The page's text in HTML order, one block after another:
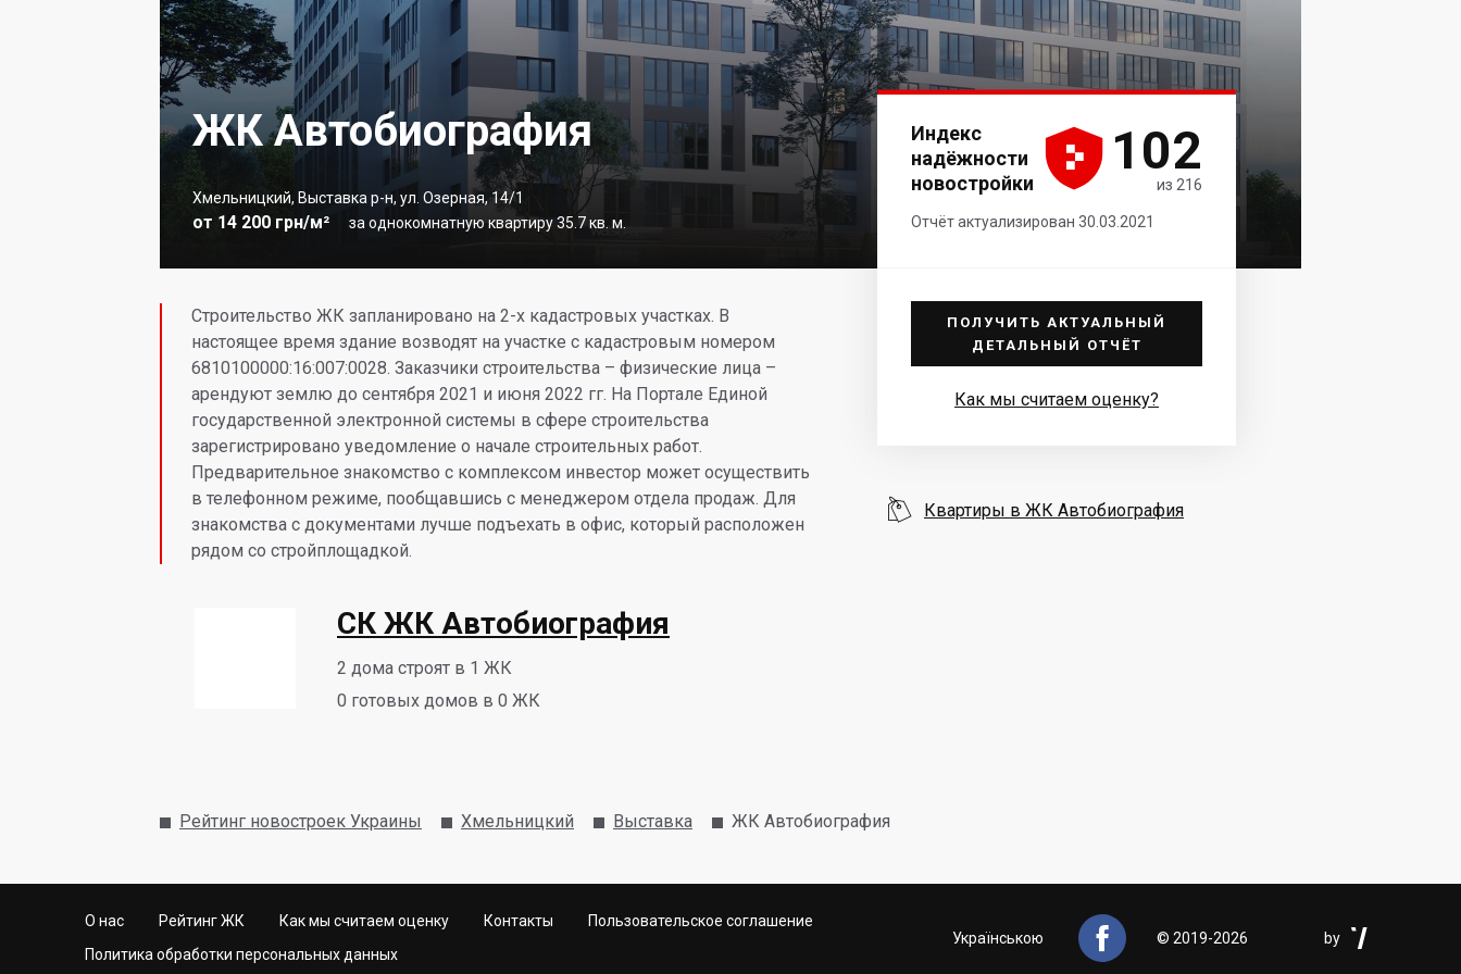
ЖК Автобиография
Хмельницкий, Выставка р-н, ул. Озерная, 14/1
за однокомнатную квартиру 35.7 кв. м.
от 14 200 грн/м²
Строительство ЖК запланировано на 2-х кадастровых участках. В
настоящее время здание возводят на участке с кадастровым номером
6810100000:16:007:0028. Заказчики строительства – физические лица –
арендуют землю до сентября 2021 и июня 2022 гг. На Портале Единой
государственной электронной системы в сфере строительства
зарегистрировано уведомление о начале строительных работ.
Предварительное знакомство с комплексом инвестор может осуществить
в телефонном режиме, пообщавшись с менеджером отдела продаж. Для
знакомства с документами лучше подъехать в офис, который расположен
рядом со стройплощадкой.
СК ЖК Автобиография
2 дома строят в 1 ЖК
0 готовых домов в 0 ЖК
Индекс
надёжности
новостройки 



102
из 216
Отчёт актуализирован 30.03.2021
ПОЛУЧИТЬ АКТУАЛЬНЫЙ
ДЕТАЛЬНЫЙ ОТЧЁТ
Как мы считаем оценку?
 Квартиры в ЖК Автобиография
Рейтинг новостроек Украины Хмельницкий Выставка ЖК Автобиография
О нас Рейтинг ЖК Как мы считаем оценку Контакты
Пользовательское соглашение
Политика обработки персональных данных
Українською  © 2019-2026 by 